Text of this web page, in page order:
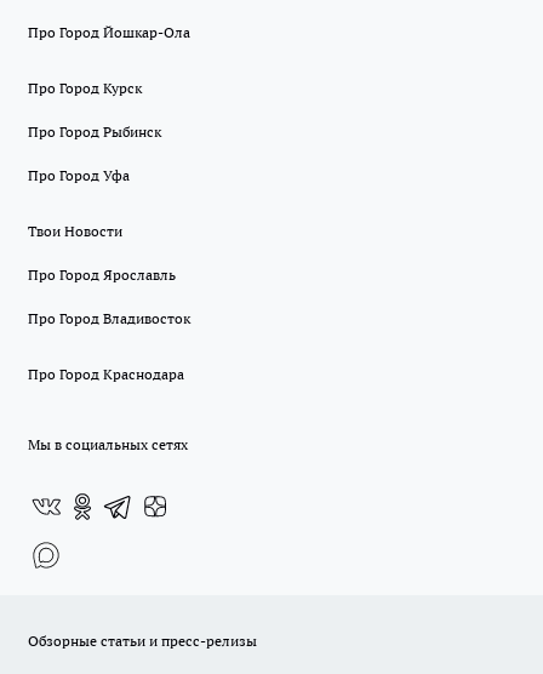
Про Город Йошкар-Ола
Про Город Курск
Про Город Рыбинск
Про Город Уфа
Твои Новости
Про Город Ярославль
Про Город Владивосток
Про Город Краснодара
Мы в социальных сетях
Обзорные статьи и пресс-релизы